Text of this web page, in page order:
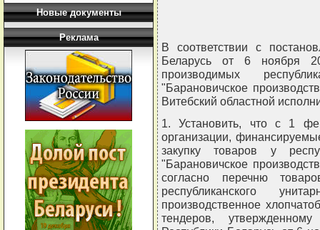
Новые документы
Реклама
В соответствии с
Беларусь от 6 ноября
производимых
"Барановичское
Витебский областной
1. Установить, что с 1
организации,
закупку товаров у
"Барановичское
согласно перечню
республиканского
производственное
тендеров,